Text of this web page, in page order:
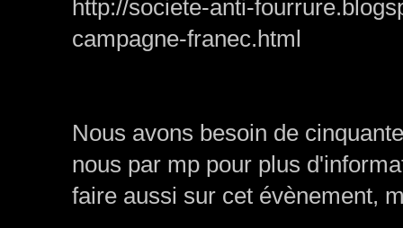
http://societe-anti-
campagne-franec.html
Nous avons besoin de
nous par mp pour plus
faire aussi sur cet évènement,